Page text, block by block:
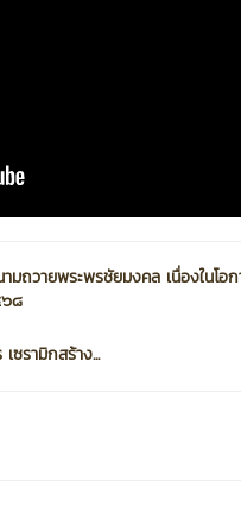
มถวายพระพรชัยมงคล เนื่องในโ
๘
ซรามิกสร้าง...